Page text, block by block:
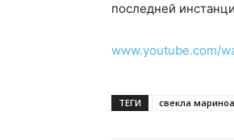
последней
www.youtube.com/
ТЕГИ свекла